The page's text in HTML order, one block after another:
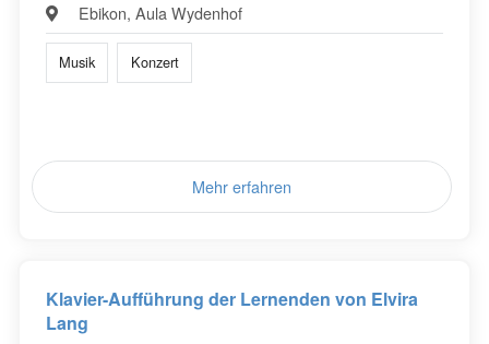
Ebikon, Aula Wydenhof
Musik Konzert
Mehr erfahren
Klavier-Aufführung der Lernenden von Elvira
Lang